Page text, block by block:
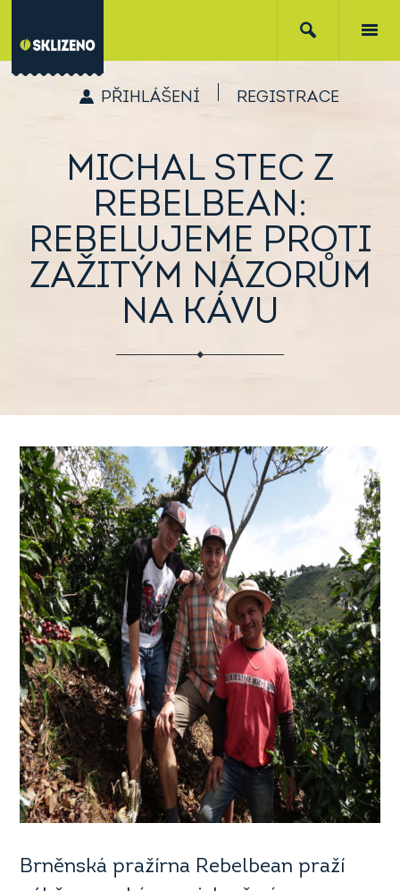
PŘIHLÁŠENÍ REGISTRACE
MICHAL STEC Z
REBELBEAN:
REBELUJEME PROTI
ZAŽITÝM NÁZORŮM
NA KÁVU
Brněnská pražírna Rebelbean praží